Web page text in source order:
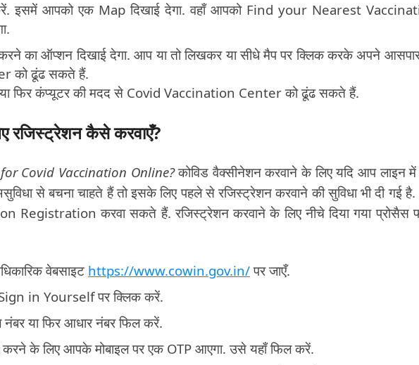
इसमें आपको एक Map दिखाई देगा. वहाँ आपको Find your Nearest
का ऑप्शन दिखाई देगा. आप या तो लिखकर या सीधे मैप पर क्लिक करके अपने
को ढूंढ सकते हैं.
फिर कंप्यूटर की मदद से Covid Vaccination Center को ढूंढ सकते हैं.
रजिस्ट्रेशन कैसे करवाएँ?
Covid Vaccination Online?कोविड वैक्सीनेशन करवाने के लिए यदि आप लाइन में
से बचना चाहते हैं तो इसके लिए पहले से रजिस्ट्रेशन करवाने की सुविधा भी दी गई
Registration करवा सकते हैं. रजिस्ट्रेशन करवाने के लिए नीचे दिया गया प्रोसैस
वेबसाइट https://www.cowin.gov.in/पर जाएँ.
in Yourself पर क्लिक करें.
या फिर आधार नंबर फिल करें.
करने के लिए आपके मोबाइल पर एक OTP आएगा. उसे यहाँ फिल करें.